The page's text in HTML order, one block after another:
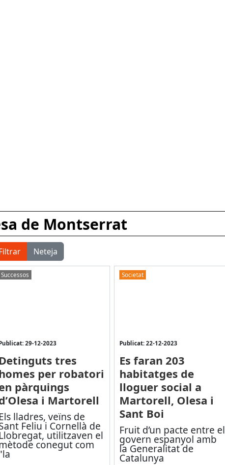
de Montserrat
Neteja
Successos
29-12-2023
Detinguts tres
per robatori
pàrquings
i Martorell
lladres, veïns de
Feliu i Cornellà de
utilitzaven el
conegut com
Societat
Publicat: 22-12-2023
Es faran 203
habitatges de
lloguer social a
Martorell, Olesa i
Sant Boi
Fruit d’un pacte entre el
govern espanyol amb
la Generalitat de
Catalunya